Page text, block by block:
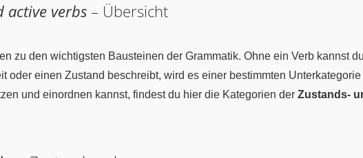
active verbs – Übersicht
zu den wichtigsten Bausteinen der Grammatik. Ohne ein Verb kannst
oder einen Zustand beschreibt, wird es einer bestimmten
und einordnen kannst, findest du hier die Kategorien der Zustands-